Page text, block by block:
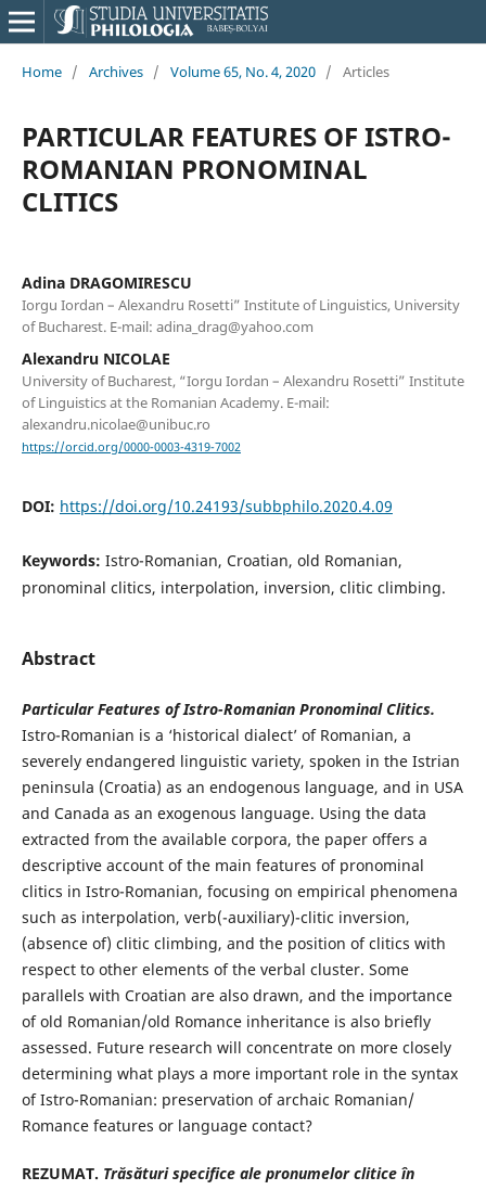
Home / Archives / Volume 65, No. 4, 2020 / Articles
PARTICULAR FEATURES OF ISTRO-
ROMANIAN PRONOMINAL
CLITICS
Adina DRAGOMIRESCU
Iorgu Iordan – Alexandru Rosetti” Institute of Linguistics, University
of Bucharest. E-mail: adina_drag@yahoo.com
Alexandru NICOLAE
University of Bucharest, “Iorgu Iordan – Alexandru Rosetti” Institute
of Linguistics at the Romanian Academy. E-mail:
alexandru.nicolae@unibuc.ro
https://orcid.org/0000-0003-4319-7002
DOI: https://doi.org/10.24193/subbphilo.2020.4.09
Keywords: Istro-Romanian, Croatian, old Romanian,
pronominal clitics, interpolation, inversion, clitic climbing.
Abstract
Particular Features of Istro-Romanian Pronominal Clitics.
Istro-Romanian is a ‘historical dialect’ of Romanian, a
severely endangered linguistic variety, spoken in the Istrian
peninsula (Croatia) as an endogenous language, and in USA
and Canada as an exogenous language. Using the data
extracted from the available corpora, the paper offers a
descriptive account of the main features of pronominal
clitics in Istro-Romanian, focusing on empirical phenomena
such as interpolation, verb(-auxiliary)-clitic inversion,
(absence of) clitic climbing, and the position of clitics with
respect to other elements of the verbal cluster. Some
parallels with Croatian are also drawn, and the importance
of old Romanian/old Romance inheritance is also briefly
assessed. Future research will concentrate on more closely
determining what plays a more important role in the syntax
of Istro-Romanian: preservation of archaic Romanian/
Romance features or language contact?
REZUMAT. Trăsături specifice ale pronumelor clitice în